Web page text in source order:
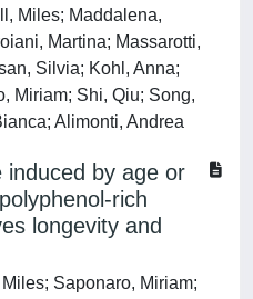
Miles; Maddalena,
Martina; Massarotti,
Silvia; Kohl, Anna;
Miriam; Shi, Qiu; Song,
Alimonti, Andrea
induced by age or
rich
longevity and
Saponaro, Miriam;